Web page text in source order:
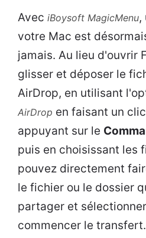
Avec iBoysoft MagicMenu,
votre Mac est
jamais. Au lieu d'ouvrir
glisser et déposer le
AirDrop, en utilisant
AirDrop en faisant un
appuyant sur le
puis en choisissant les
pouvez directement
le fichier ou le dossier
partager et sélectionner
commencer le transfert.